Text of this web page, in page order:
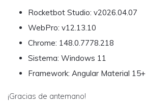
Rocketbot Studio: v2026.04.07
WebPro: v12.13.10
Chrome: 148.0.7778.218
Sistema: Windows 11
Framework: Angular Material 15+
¡Gracias de antemano!